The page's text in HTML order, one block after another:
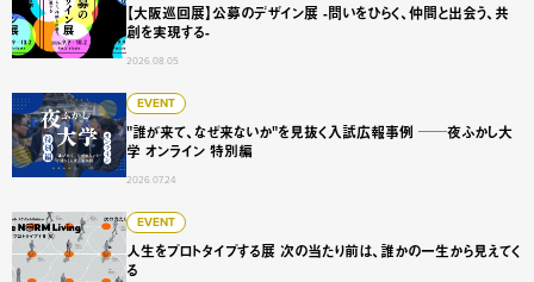
【大阪巡回展】公募のデザイン展 -問いをひらく、仲間と出会う、共
創を実現する-
2026.08.05
EVENT
"誰が来て、なぜ来ないか"を見抜く入試広報事例 ──夜ふかし大
学 オンライン 特別編
2026.07.24
"誰が来て、なぜ来ないか"を見抜く入試広報事例 ──夜ふか
EVENT
人生をプロトタイプする展 次の当たり前は、誰かの一生から見えてく
る
人生をプロトタイプする展 次の当たり前は、誰かの一生か